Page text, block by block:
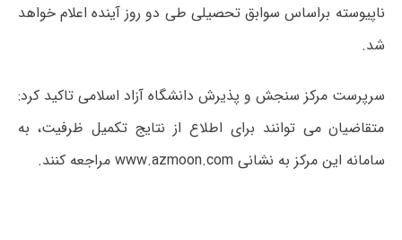
ناپیوسته براساس سوابق تحصیلی طی دو روز آینده اعلام خواهد
شد.
سرپرست مرکز سنجش و پذیرش دانشگاه آزاد اسلامی تاکید کرد:
متقاضیان می توانند برای اطلاع از نتایج تکمیل ظرفیت، به
سامانه این مرکز به نشانی www.azmoon.com مراجعه کنند.